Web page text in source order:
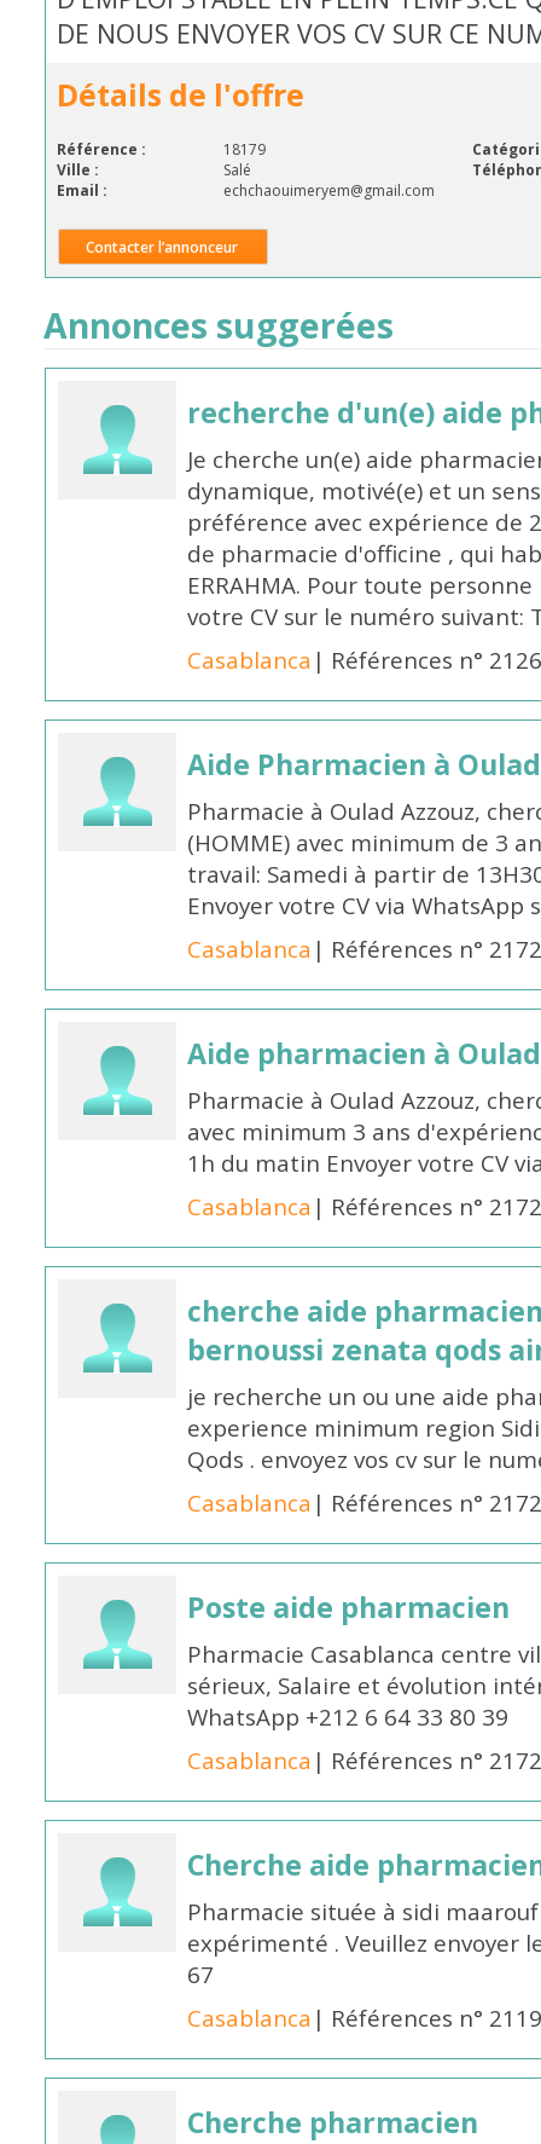
DE NOUS ENVOYER VOS CV SUR CE
Détails de l'offre
Référence : 18179
Ville :
Salé
Email :
echchaouimeryem@gmail.com
Contacter l’annonceur
Annonces suggerées
recherche d'un(e) aide
Je cherche un(e) aide
dynamique, motivé(e) et un
préférence avec expérience de
de pharmacie d'officine , qui
ERRAHMA. Pour toute
votre CV sur le numéro suivant:
Casablanca | Références n°
Aide Pharmacien à
Pharmacie à Oulad Azzouz,
(HOMME) avec minimum de 3
travail: Samedi à partir de
Envoyer votre CV via WhatsApp
Casablanca | Références n°
Aide pharmacien à
Pharmacie à Oulad Azzouz,
avec minimum 3 ans
1h du matin Envoyer votre CV
Casablanca | Références n°
cherche aide
bernoussi zenata qods
je recherche un ou une aide
experience minimum region
Qods . envoyez vos cv sur le
Casablanca | Références n°
Poste aide pharmacien
Pharmacie Casablanca centre
sérieux, Salaire et évolution
WhatsApp +212 6 64 33 80 39
Casablanca | Références n°
Cherche aide
Pharmacie située à sidi
expérimenté . Veuillez envoyer
67
Casablanca | Références n°
Cherche pharmacien